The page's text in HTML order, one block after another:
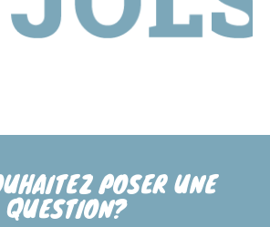
POSER UNE
QUESTION?